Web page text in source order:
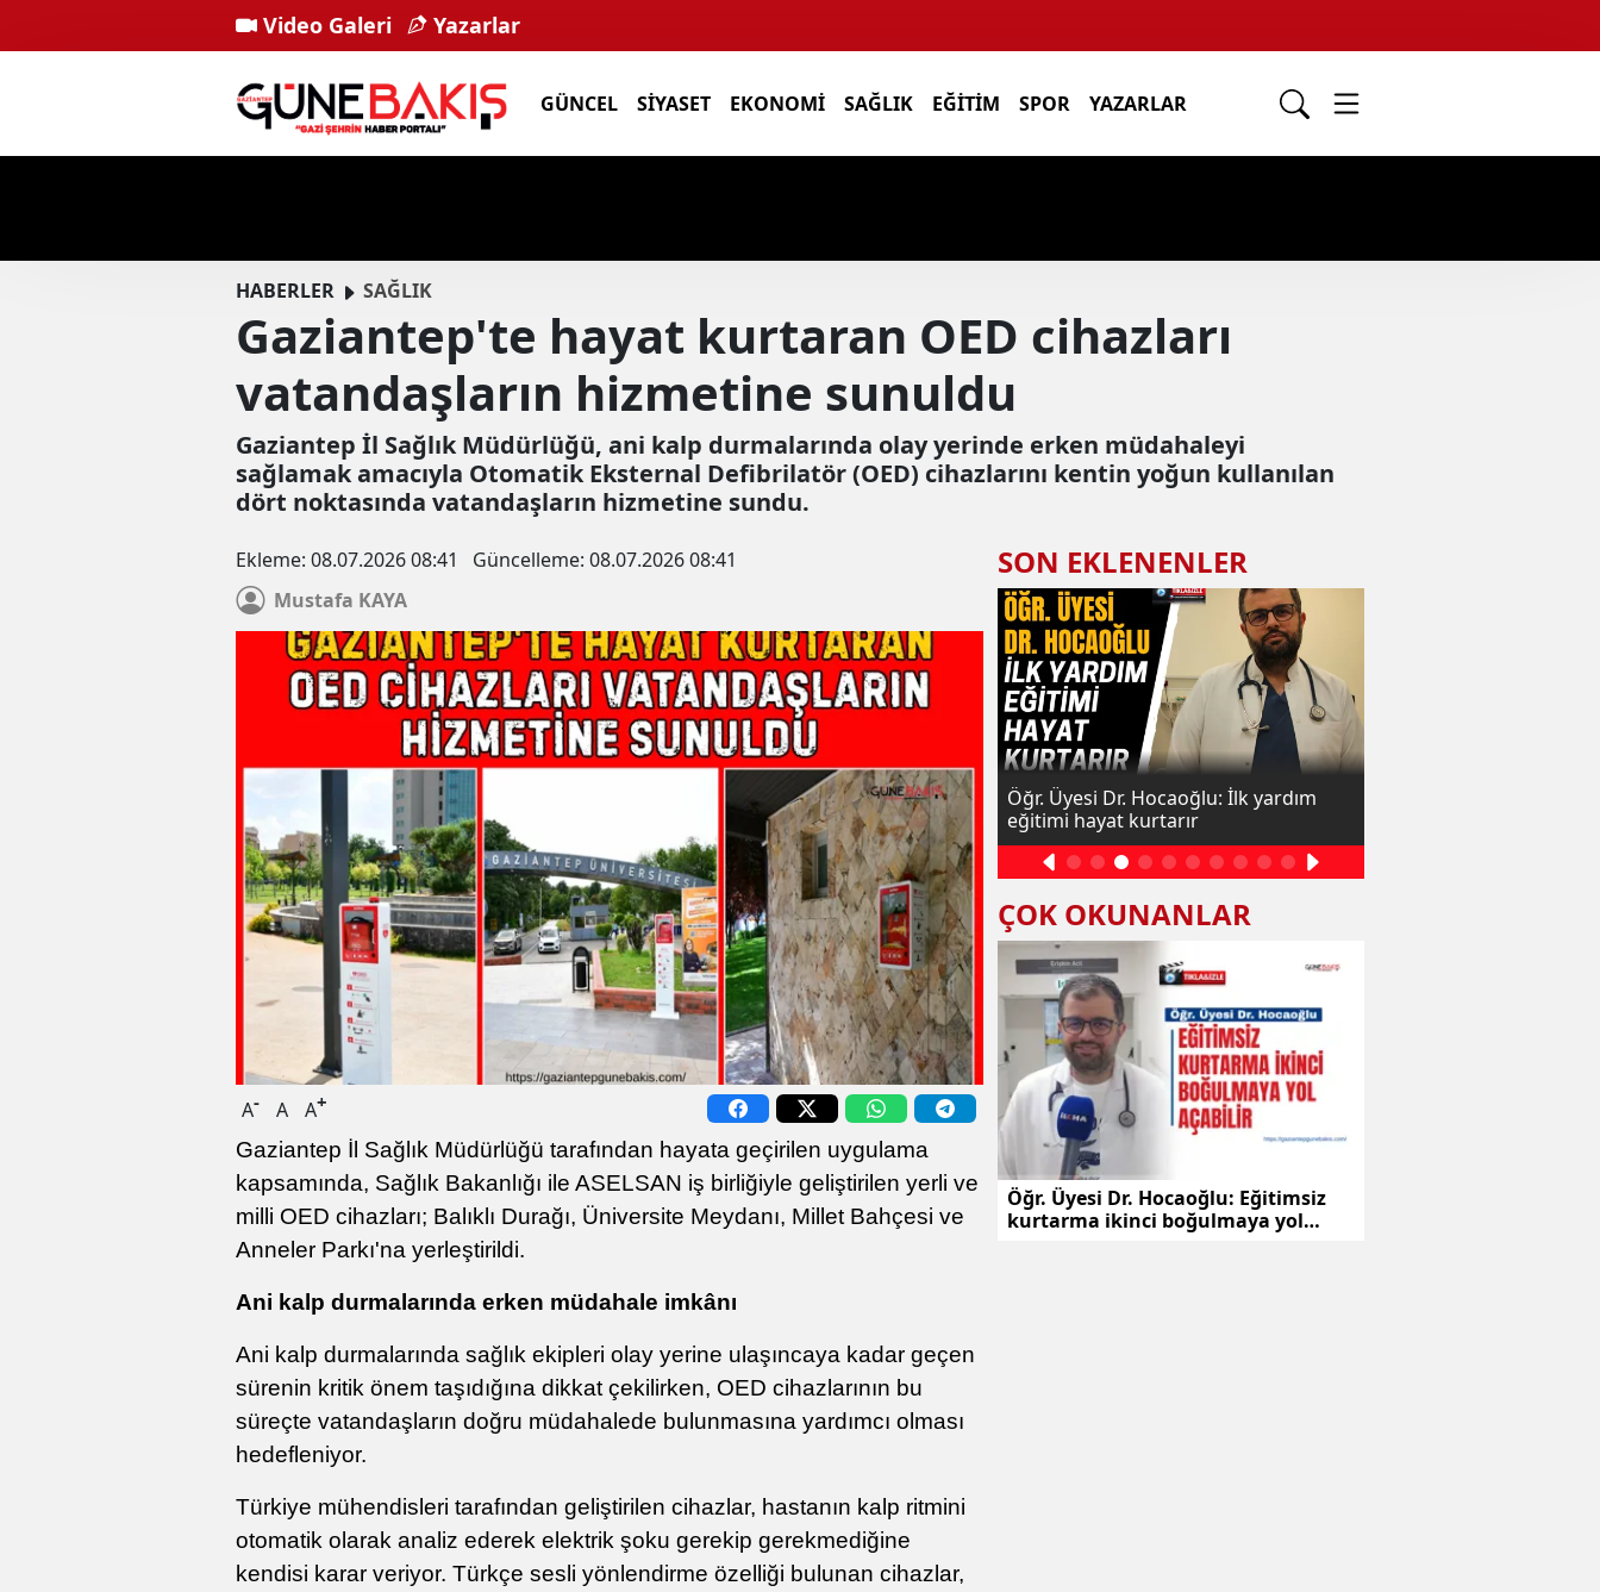
Video Galeri Yazarlar
GÜNCEL SIYASET EKONOMI SAĞLIK EĞITIM SPOR YAZARLAR
HABERLER SAĞLIK
Gaziantep'te hayat kurtaran OED cihazları
vatandaşların hizmetine sunuldu
Gaziantep İl Sağlık Müdürlüğü, ani kalp durmalarında olay yerinde erken müdahaleyi
sağlamak amacıyla Otomatik Eksternal Defibrilatör (OED) cihazlarını kentin yoğun kullanılan
dört noktasında vatandaşların hizmetine sundu.
Ekleme: 08.07.2026 08:41 Güncelleme: 08.07.2026 08:41
Mustafa KAYA
A- A A+
Gaziantep İl Sağlık Müdürlüğü tarafından hayata geçirilen uygulama
kapsamında, Sağlık Bakanlığı ile ASELSAN iş birliğiyle geliştirilen yerli ve
milli OED cihazları; Balıklı Durağı, Üniversite Meydanı, Millet Bahçesi ve
Anneler Parkı'na yerleştirildi.
Ani kalp durmalarında erken müdahale imkânı
Ani kalp durmalarında sağlık ekipleri olay yerine ulaşıncaya kadar geçen
sürenin kritik önem taşıdığına dikkat çekilirken, OED cihazlarının bu
süreçte vatandaşların doğru müdahalede bulunmasına yardımcı olması
hedefleniyor.
Türkiye mühendisleri tarafından geliştirilen cihazlar, hastanın kalp ritmini
otomatik olarak analiz ederek elektrik şoku gerekip gerekmediğine
kendisi karar veriyor. Türkçe sesli yönlendirme özelliği bulunan cihazlar,
SON EKLENENLER
Öğr. Üyesi Dr. Hocaoğlu: Eğitimsiz
kurtarma ikinci boğulmaya yol açabilir
Gaziantep'te Sağlıklı Hayat Merkezleri
yaygınlaşıyor: Hedef 2026'da 7 merkez
Öğr. Üyesi Dr. Hocaoğlu: İlk yardım
eğitimi hayat kurtarır
ÇOK OKUNANLAR
Öğr. Üyesi Dr. Hocaoğlu: Eğitimsiz
kurtarma ikinci boğulmaya yol